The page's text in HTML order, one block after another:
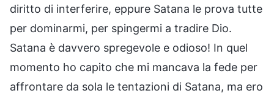
diritto di interferire, eppure Satana le prova tutte
per dominarmi, per spingermi a tradire Dio.
Satana è davvero spregevole e odioso! In quel
momento ho capito che mi mancava la fede per
affrontare da sola le tentazioni di Satana, ma ero